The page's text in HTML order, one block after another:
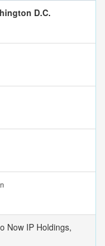
D.C.
Now IP Holdings,